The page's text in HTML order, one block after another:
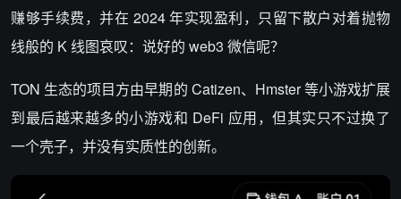
赚够手续费，并在 2024 年实现盈利，只留下散户对着抛物
线般的 K 线图哀叹：说好的 web3 微信呢？
TON 生态的项目方由早期的 Catizen、Hmster 等小游戏扩展
到最后越来越多的小游戏和 DeFi 应用，但其实只不过换了
一个壳子，并没有实质性的创新。